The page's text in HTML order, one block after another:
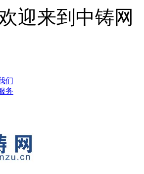
迎来到中铸网
们
务